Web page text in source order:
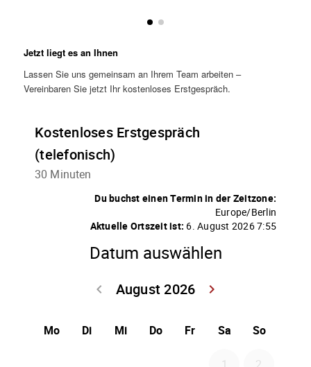
Jetzt liegt es an Ihnen
Lassen Sie uns gemeinsam an Ihrem Team arbeiten –
Vereinbaren Sie jetzt Ihr kostenloses Erstgespräch.